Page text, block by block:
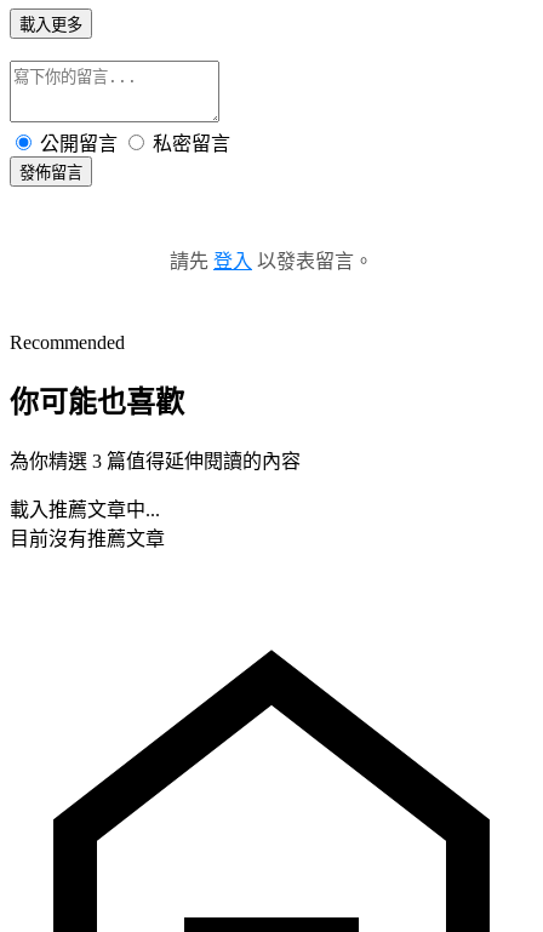
載入更多
公開留言 私密留言
發佈留言
請先 登入 以發表留言。
Recommended
你可能也喜歡
為你精選 3 篇值得延伸閱讀的內容
載入推薦文章中...
目前沒有推薦文章